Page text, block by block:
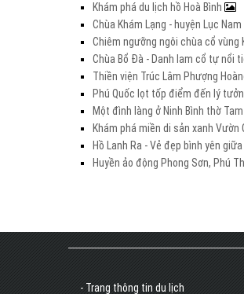
Khám phá du lịch hồ Hoà Bình
Chùa Khám Lạng - huyện Lục Nam
Chiêm ngưỡng ngôi chùa cổ
Chùa Bổ Đà - Danh lam cổ tự nổi
Thiền viện Trúc Lâm Phượng
Phú Quốc lọt tốp điểm đến lý
Một đình làng ở Ninh Bình thờ
Khám phá miền di sản xanh Vườn
Hồ Lanh Ra - Vẻ đẹp bình yên
Huyền ảo động Phong Sơn, Phú
- Trang thông tin du lịch